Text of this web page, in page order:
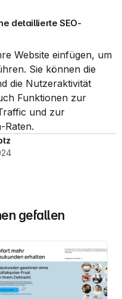
detaillierte SEO-
Website einfügen, um
Sie können die
die Nutzeraktivität
Funktionen zur
und zur
Raten.
gefallen